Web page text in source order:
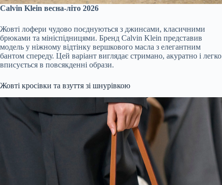
Calvin Klein весна-літо 2026
Жовті лофери чудово поєднуються з джинсами, класичними
брюками та мініспідницями. Бренд Calvin Klein представив
модель у ніжному відтінку вершкового масла з елегантним
бантом спереду. Цей варіант виглядає стримано, акуратно і легко
вписується в повсякденні образи.
Жовті кросівки та взуття зі шнурівкою